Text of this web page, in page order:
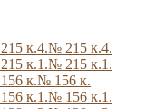
№ 215 к.4.
№ 215 к.1.
№ 156 к.
№ 156 к.1.